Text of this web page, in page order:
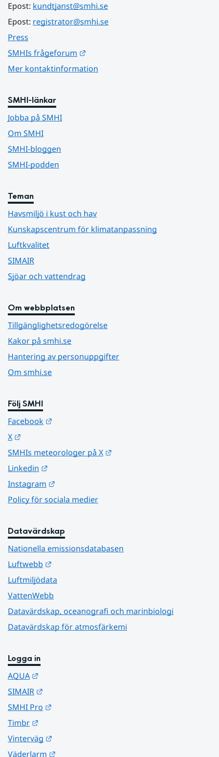
Epost: kundtjanst@smhi.se
Epost: registrator@smhi.se
Press
SMHIs frågeforum
Mer kontaktinformation
SMHI-länkar
Jobba på SMHI
Om SMHI
SMHI-bloggen
SMHI-podden
Teman
Havsmiljö i kust och hav
Kunskapscentrum för klimatanpassning
Luftkvalitet
SIMAIR
Sjöar och vattendrag
Om webbplatsen
Tillgänglighetsredogörelse
Kakor på smhi.se
Hantering av personuppgifter
Om smhi.se
Följ SMHI
Facebook
X
SMHIs meteorologer på X
Linkedin
Instagram
Policy för sociala medier
Datavärdskap
Nationella emissionsdatabasen
Luftwebb
Luftmiljödata
VattenWebb
Datavärdskap, oceanografi och marinbiologi
Datavärdskap för atmosfärkemi
Logga in
AQUA
SIMAIR
SMHI Pro
Timbr
Vinterväg
Väderlarm